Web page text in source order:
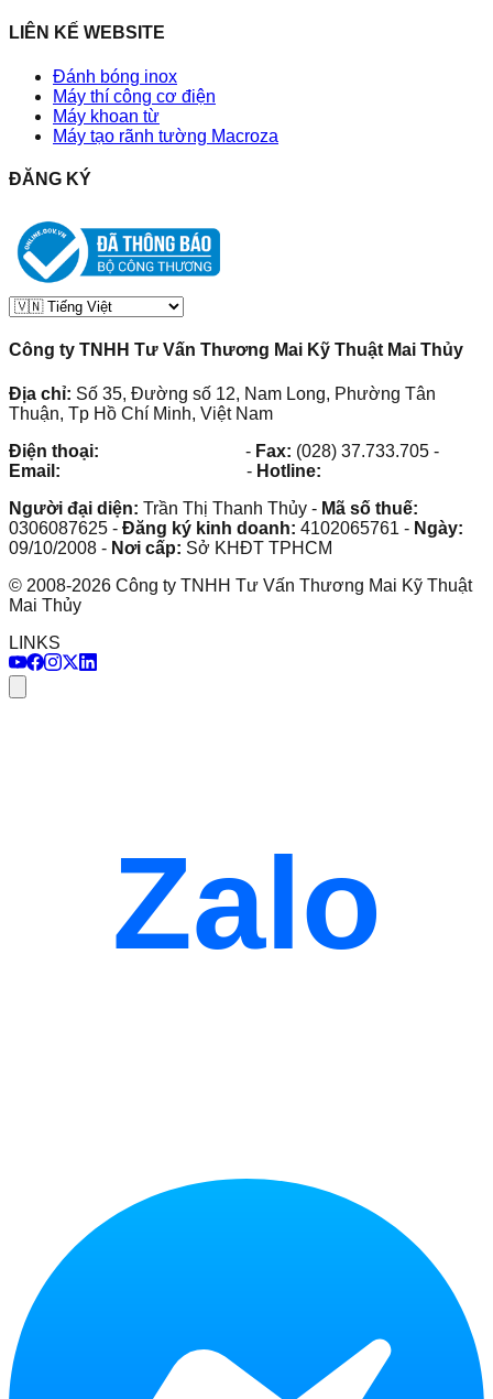
LIÊN KẾ WEBSITE
Đánh bóng inox
Máy thí công cơ điện
Máy khoan từ
Máy tạo rãnh tường Macroza
ĐĂNG KÝ
Công ty TNHH Tư Vấn Thương Mai Kỹ Thuật Mai Thủy
Địa chỉ: Số 35, Đường số 12, Nam Long, Phường Tân
Thuận, Tp Hồ Chí Minh, Việt Nam
Điện thoại:
- Fax: (028) 37.733.705 -
Email:
- Hotline:
Người đại diện: Trần Thị Thanh Thủy - Mã số thuế:
0306087625 - Đăng ký kinh doanh: 4102065761 - Ngày:
09/10/2008 - Nơi cấp: Sở KHĐT TPHCM
© 2008-2026 Công ty TNHH Tư Vấn Thương Mai Kỹ Thuật
Mai Thủy
LINKS
Zalo